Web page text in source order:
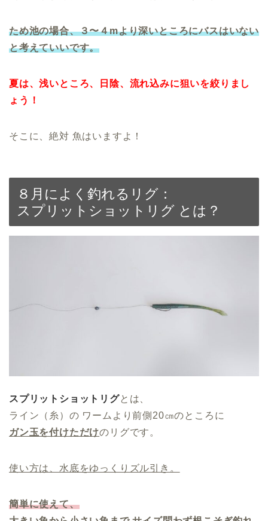
ため池の場合、３〜４mより深いところにバスはいない
と考えていいです。
夏は、浅いところ、日陰、流れ込みに狙いを絞りまし
ょう！
そこに、絶対 魚はいますよ！
８月によく釣れるリグ：
スプリットショットリグ とは？
スプリットショットリグとは、
ライン（糸）の ワームより前側20㎝のところに
ガン玉を付けただけのリグです。
使い方は、水底をゆっくりズル引き。
簡単に使えて、